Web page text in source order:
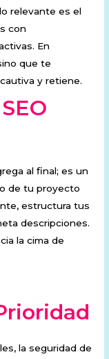
relevante es el
con
En
que te
y retiene.
al final; es un
de tu proyecto
estructura tus
descripciones.
la cima de
la seguridad de